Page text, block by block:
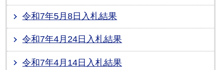
令和7年5月8日入札結果
令和7年4月24日入札結果
令和7年4月14日入札結果